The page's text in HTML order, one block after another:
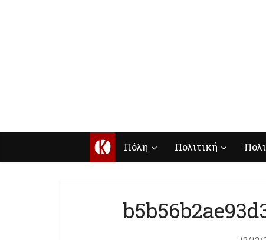
Κ Πόλη Πολιτική